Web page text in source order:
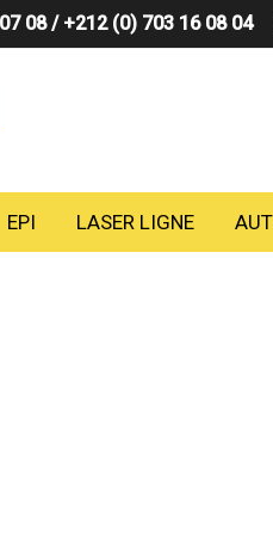
08 / +212 (0) 703 16 08 04
EPI LASER LIGNE